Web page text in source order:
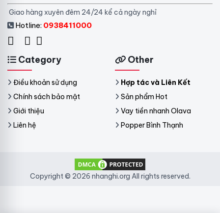
Giao hàng xuyên đêm 24/24 kể cả ngày nghỉ
Hotline: 0938411000
Category
Điều khoản sử dụng
Chính sách bảo mật
Giới thiệu
Liên hệ
Other
Hợp tác và Liên Kết
Sản phẩm Hot
Vay tiền nhanh Olava
Popper Bình Thạnh
Copyright © 2026 nhanghi.org All rights reserved.